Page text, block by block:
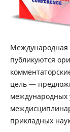
Международная
публикуются
цель —
международных
прикладных